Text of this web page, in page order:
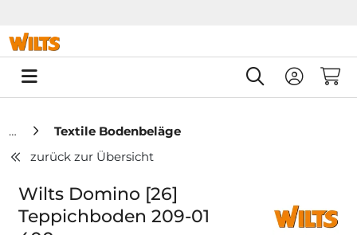
0
Textile Bodenbeläge
zurück zur Übersicht
Wilts Domino [26]
Teppichboden 209-01